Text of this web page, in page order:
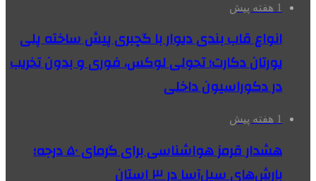
1 هفته پیش
انواع قاب بندی دیوار با گچبری پیش ساخته پلی
یورتان دکارت؛ تحولی لوکس، فوری و بدون تخریب
در دکوراسیون داخلی
1 هفته پیش
هشدار قرمز هواشناسی برای گرمای ۵۰ درجه؛
بارش‌های سیل‌آسا در ۳ استان